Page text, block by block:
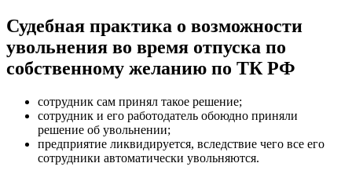
Судебная практика о возможности
увольнения во время отпуска по
собственному желанию по ТК РФ
сотрудник сам принял такое решение;
сотрудник и его работодатель обоюдно приняли
решение об увольнении;
предприятие ликвидируется, вследствие чего все его
сотрудники автоматически увольняются.